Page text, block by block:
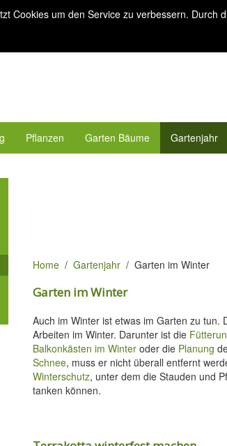
Cookies um den Service zu verbessern.
Pflanzen Garten Bäume Gartenjahr
Home Gartenjahr Garten im Winter
Garten im Winter
Auch im Winter ist etwas im Garten zu
Arbeiten im Winter. Darunter ist die
Balkonkästen im Winter oder die Planung
Schnee, muss er nicht überall entfernt
Winterschutz, unter dem die Stauden und
tanken können.